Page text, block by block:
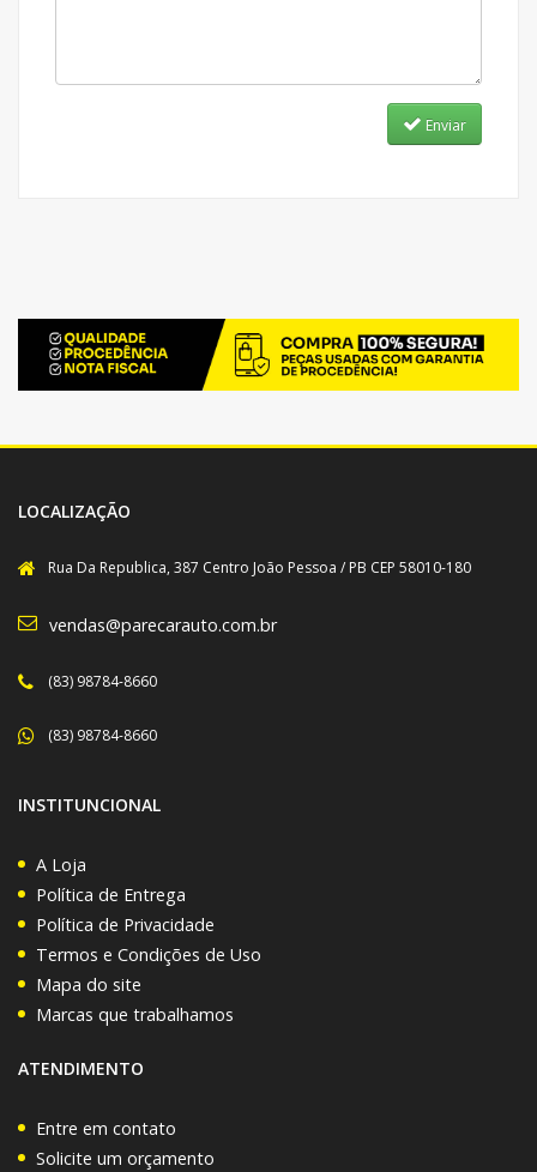
Enviar
LOCALIZAÇÃO
Rua Da Republica, 387 Centro João Pessoa / PB CEP 58010-180
vendas@parecarauto.com.br
(83) 98784-8660
(83) 98784-8660
INSTITUNCIONAL
A Loja
Política de Entrega
Política de Privacidade
Termos e Condições de Uso
Mapa do site
Marcas que trabalhamos
ATENDIMENTO
Entre em contato
Solicite um orçamento